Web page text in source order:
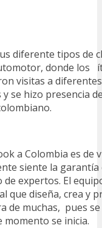
diferente tipos de
donde los
visitas a
se hizo presencia
a Colombia es de
siente la garantía
expertos. El
que diseña, crea y
de muchas, pues
se inicia.